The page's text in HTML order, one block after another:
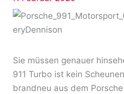
Sie müssen genauer
911 Turbo ist kein
brandneu aus dem